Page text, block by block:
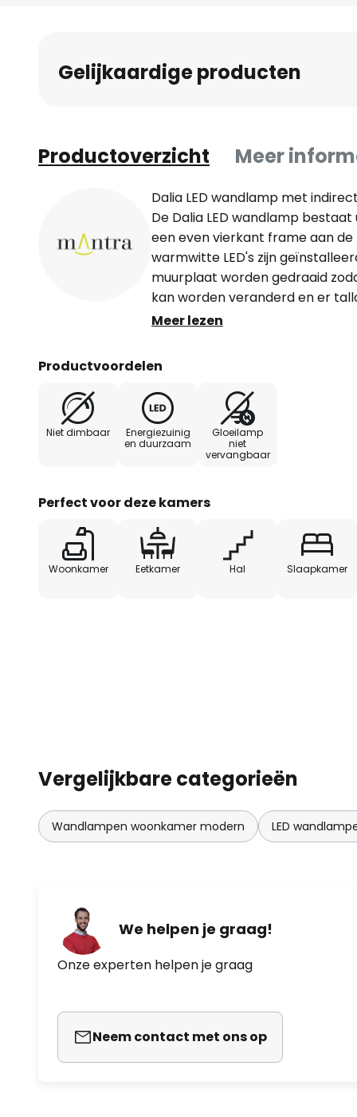
Gelijkaardige producten
Productoverzicht Meer
Dalia LED wandlamp met
De Dalia LED wandlamp
een even vierkant frame aan
warmwitte LED's zijn
muurplaat worden gedraaid
kan worden veranderd en er
kunnen worden gecreëerd,
Meer lezen
Productvoordelen
Niet dimbaar
Energiezuinig
en duurzaam
Gloeilamp
niet
vervangbaar
Perfect voor deze kamers
Woonkamer Eetkamer Hal Slaapkamer
Vergelijkbare categorieën
Wandlampen woonkamer modern LED
We helpen je graag!
Onze experten helpen je graag
Neem contact met ons op